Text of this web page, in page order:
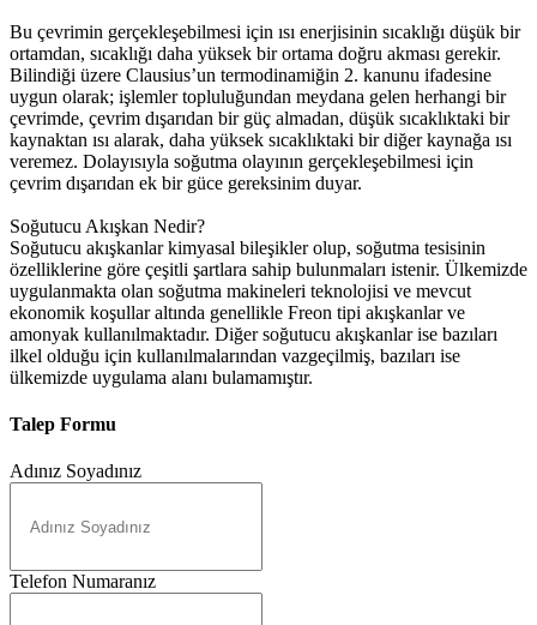
Bu çevrimin gerçekleşebilmesi için ısı enerjisinin sıcaklığı düşük bir
ortamdan, sıcaklığı daha yüksek bir ortama doğru akması gerekir.
Bilindiği üzere Clausius’un termodinamiğin 2. kanunu ifadesine
uygun olarak; işlemler topluluğundan meydana gelen herhangi bir
çevrimde, çevrim dışarıdan bir güç almadan, düşük sıcaklıktaki bir
kaynaktan ısı alarak, daha yüksek sıcaklıktaki bir diğer kaynağa ısı
veremez. Dolayısıyla soğutma olayının gerçekleşebilmesi için
çevrim dışarıdan ek bir güce gereksinim duyar.
Soğutucu Akışkan Nedir?
Soğutucu akışkanlar kimyasal bileşikler olup, soğutma tesisinin
özelliklerine göre çeşitli şartlara sahip bulunmaları istenir. Ülkemizde
uygulanmakta olan soğutma makineleri teknolojisi ve mevcut
ekonomik koşullar altında genellikle Freon tipi akışkanlar ve
amonyak kullanılmaktadır. Diğer soğutucu akışkanlar ise bazıları
ilkel olduğu için kullanılmalarından vazgeçilmiş, bazıları ise
ülkemizde uygulama alanı bulamamıştır.
Talep Formu
Adınız Soyadınız
Telefon Numaranız